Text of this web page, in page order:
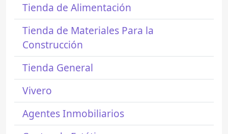
Tienda de Alimentación
Tienda de Materiales Para la
Construcción
Tienda General
Vivero
Agentes Inmobiliarios